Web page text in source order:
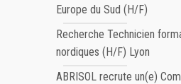
Europe du Sud (H/F)
Recherche Technicien
nordiques (H/F) Lyon
ABRISOL recrute un(e)